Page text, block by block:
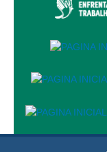
Acompanhe
Relatórios